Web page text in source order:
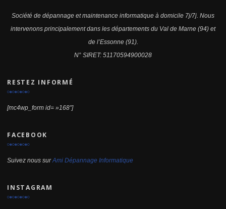
Société de dépannage et maintenance informatique à domicile 7j/7j. Nous
intervenons principalement dans les départements du Val de Marne (94) et
de l’Essonne (91).
N° SIRET: 51170594900028
RESTEZ INFORMÉ
[mc4wp_form id= »168″]
FACEBOOK
Suivez nous surAmi Dépannage Informatique
INSTAGRAM